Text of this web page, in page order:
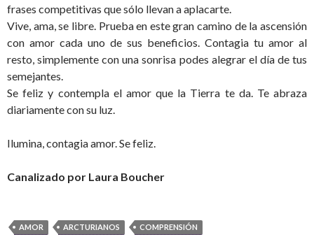
frases competitivas que sólo llevan a aplacarte.
Vive, ama, se libre. Prueba en este gran camino de la ascensión
con amor cada uno de sus beneficios. Contagia tu amor al
resto, simplemente con una sonrisa podes alegrar el día de tus
semejantes.
Se feliz y contempla el amor que la Tierra te da. Te abraza
diariamente con su luz.
Ilumina, contagia amor. Se feliz.
Canalizado por Laura Boucher
AMOR ARCTURIANOS
COMPRENSIÓN